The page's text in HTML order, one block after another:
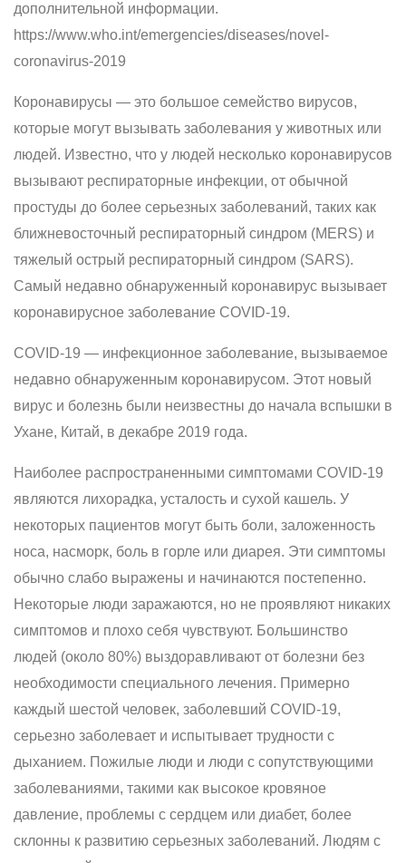
дополнительной информации.
https://www.who.int/emergencies/diseases/novel-
coronavirus-2019
Коронавирусы — это большое семейство вирусов,
которые могут вызывать заболевания у животных или
людей. Известно, что у людей несколько коронавирусов
вызывают респираторные инфекции, от обычной
простуды до более серьезных заболеваний, таких как
ближневосточный респираторный синдром (MERS) и
тяжелый острый респираторный синдром (SARS).
Самый недавно обнаруженный коронавирус вызывает
коронавирусное заболевание COVID-19.
COVID-19 — инфекционное заболевание, вызываемое
недавно обнаруженным коронавирусом. Этот новый
вирус и болезнь были неизвестны до начала вспышки в
Ухане, Китай, в декабре 2019 года.
Наиболее распространенными симптомами COVID-19
являются лихорадка, усталость и сухой кашель. У
некоторых пациентов могут быть боли, заложенность
носа, насморк, боль в горле или диарея. Эти симптомы
обычно слабо выражены и начинаются постепенно.
Некоторые люди заражаются, но не проявляют никаких
симптомов и плохо себя чувствуют. Большинство
людей (около 80%) выздоравливают от болезни без
необходимости специального лечения. Примерно
каждый шестой человек, заболевший COVID-19,
серьезно заболевает и испытывает трудности с
дыханием. Пожилые люди и люди с сопутствующими
заболеваниями, такими как высокое кровяное
давление, проблемы с сердцем или диабет, более
склонны к развитию серьезных заболеваний. Людям с